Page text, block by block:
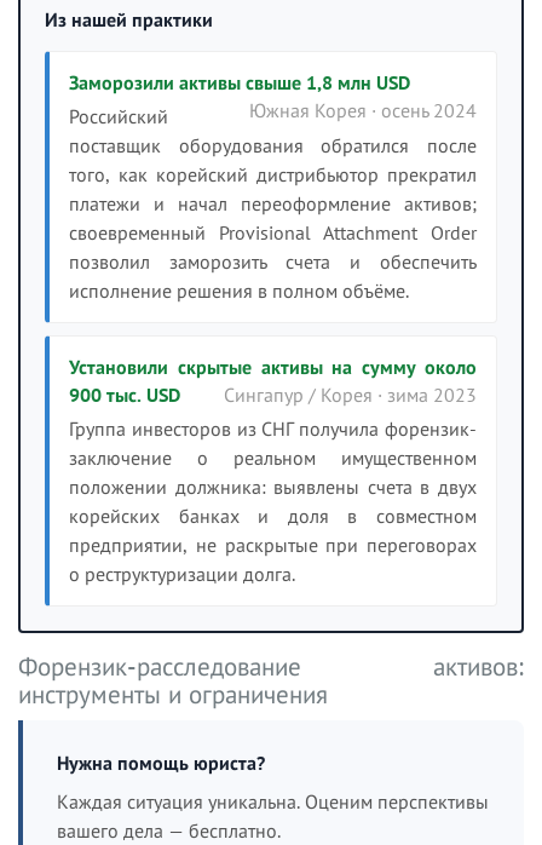
Из нашей практики
Заморозили активы свыше 1,8 млн USD
Южная Корея · осень 2024
Российский
поставщик оборудования обратился после
того, как корейский дистрибьютор прекратил
платежи и начал переоформление активов;
своевременный Provisional Attachment Order
позволил заморозить счета и обеспечить
исполнение решения в полном объёме.
Установили скрытые активы на сумму около
900 тыс. USD
Сингапур / Корея · зима 2023
Группа инвесторов из СНГ получила форензик-
заключение о реальном имущественном
положении должника: выявлены счета в двух
корейских банках и доля в совместном
предприятии, не раскрытые при переговорах
о реструктуризации долга.
Форензик-расследование активов:
инструменты и ограничения
Нужна помощь юриста?
Каждая ситуация уникальна. Оценим перспективы
вашего дела — бесплатно.